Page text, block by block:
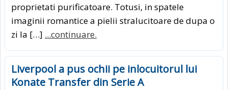
proprietati purificatoare. Totusi, in spatele
imaginii romantice a pielii stralucitoare de dupa o
zi la […] ...continuare.
Liverpool a pus ochii pe inlocuitorul lui
Konate Transfer din Serie A